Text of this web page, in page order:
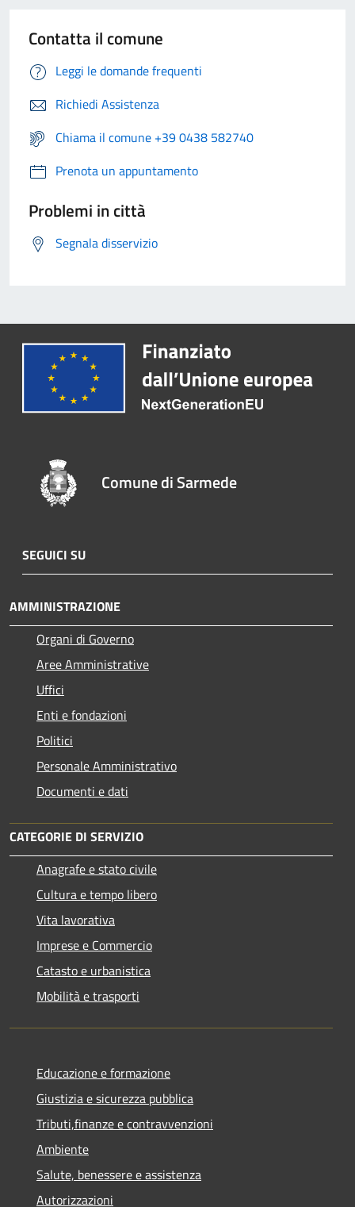
Contatta il comune
Leggi le domande frequenti
Richiedi Assistenza
Chiama il comune +39 0438 582740
Prenota un appuntamento
Problemi in città
Segnala disservizio
Comune di Sarmede
SEGUICI SU
AMMINISTRAZIONE
Organi di Governo
Aree Amministrative
Uffici
Enti e fondazioni
Politici
Personale Amministrativo
Documenti e dati
CATEGORIE DI SERVIZIO
Anagrafe e stato civile
Cultura e tempo libero
Vita lavorativa
Imprese e Commercio
Catasto e urbanistica
Mobilità e trasporti
Educazione e formazione
Giustizia e sicurezza pubblica
Tributi,finanze e contravvenzioni
Ambiente
Salute, benessere e assistenza
Autorizzazioni